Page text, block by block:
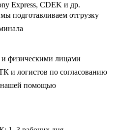
Express, CDEK и др.
подготавливаем отгрузку
физическими лицами
и логистов по согласованию
помощью